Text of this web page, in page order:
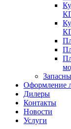
Оформление
Дилеры
Контакты
Новости
Услуги